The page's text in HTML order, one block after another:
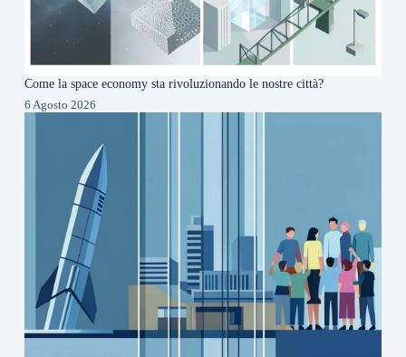
Come la space economy sta rivoluzionando le nostre città?
6 Agosto 2026